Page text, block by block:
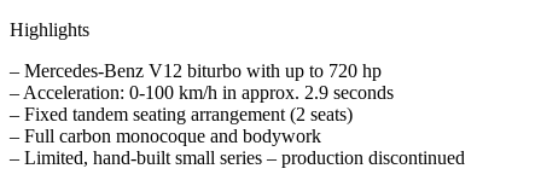
Highlights
– Mercedes-Benz V12 biturbo with up to 720 hp
– Acceleration: 0-100 km/h in approx. 2.9 seconds
– Fixed tandem seating arrangement (2 seats)
– Full carbon monocoque and bodywork
– Limited, hand-built small series – production discontinued